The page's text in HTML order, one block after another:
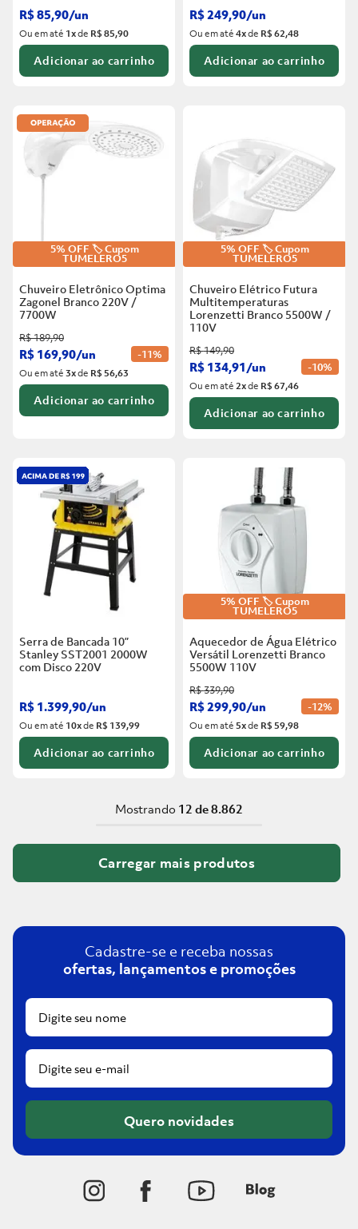
R$85,90/un
Ou em até 1xde R$ 85,90
Adicionar ao carrinho
R$249,90/un
Ou em até4xde R$ 62,48
Adicionar ao carrinho
5% OFF 🏷️ Cupom
TUMELERO5
Chuveiro Eletrônico Optima
Zagonel Branco 220V /
7700W
R$189,90
R$ 169,90/un -11%
Ou em até3xde R$ 56,63
Adicionar ao carrinho
5% OFF 🏷️ Cupom
TUMELERO5
Chuveiro Elétrico Futura
Multitemperaturas
Lorenzetti Branco 5500W /
110V
R$149,90
R$ 134,91/un -10%
Ou em até2xde R$ 67,46
Adicionar ao carrinho
Serra de Bancada 10”
Stanley SST2001 2000W
com Disco 220V
R$ 1.399,90/un
Ou em até 10xde R$ 139,99
Adicionar ao carrinho
5% OFF 🏷️ Cupom
TUMELERO5
Aquecedor de Água Elétrico
Versátil Lorenzetti Branco
5500W 110V
R$339,90
R$299,90/un -12%
Ou em até5xde R$ 59,98
Adicionar ao carrinho
Mostrando 12 de 8.862
Cadastre-se e receba nossas
ofertas, lançamentos e promoções
Quero novidades